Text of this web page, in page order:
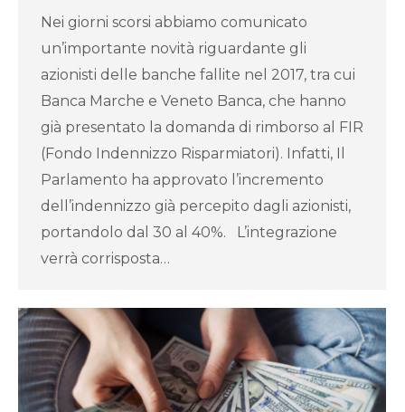
Nei giorni scorsi abbiamo comunicato
un’importante novità riguardante gli
azionisti delle banche fallite nel 2017, tra cui
Banca Marche e Veneto Banca, che hanno
già presentato la domanda di rimborso al FIR
(Fondo Indennizzo Risparmiatori). Infatti, Il
Parlamento ha approvato l’incremento
dell’indennizzo già percepito dagli azionisti,
portandolo dal 30 al 40%. L’integrazione
verrà corrisposta…